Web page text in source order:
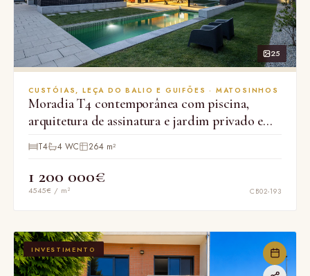
25
CUSTÓIAS, LEÇA DO BALIO E GUIFÕES · MATOSINHOS
Moradia T4 contemporânea com piscina,
arquitetura de assinatura e jardim privado em
Leça do Balio
T4 4 WC 264 m²
1 200 000€
4545€ / m² CB02-193
INVESTIMENTO